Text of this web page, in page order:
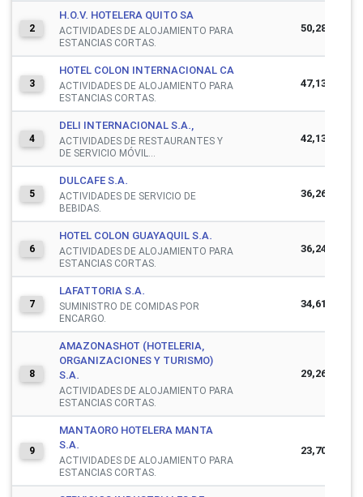
2
H.O.V. HOTELERA QUITO SA
ACTIVIDADES DE ALOJAMIENTO PARA
ESTANCIAS CORTAS.
50,281,391
3
HOTEL COLON INTERNACIONAL CA
ACTIVIDADES DE ALOJAMIENTO PARA
ESTANCIAS CORTAS.
47,133,656
4
DELI INTERNACIONAL S.A.,
ACTIVIDADES DE RESTAURANTES Y
DE SERVICIO MÓVIL...
42,130,922
5
DULCAFE S.A.
ACTIVIDADES DE SERVICIO DE
BEBIDAS.
36,260,682
6
HOTEL COLON GUAYAQUIL S.A.
ACTIVIDADES DE ALOJAMIENTO PARA
ESTANCIAS CORTAS.
36,244,596
7
LAFATTORIA S.A.
SUMINISTRO DE COMIDAS POR
ENCARGO.
34,613,670
8
AMAZONASHOT (HOTELERIA,
ORGANIZACIONES Y TURISMO)
S.A.
ACTIVIDADES DE ALOJAMIENTO PARA
ESTANCIAS CORTAS.
29,262,216
9
MANTAORO HOTELERA MANTA
S.A.
ACTIVIDADES DE ALOJAMIENTO PARA
ESTANCIAS CORTAS.
23,701,919